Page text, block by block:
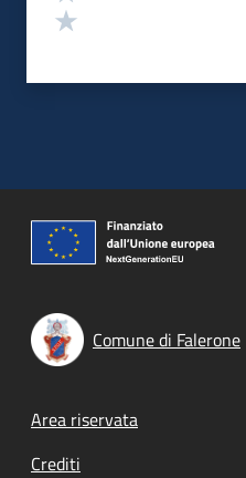
Comune di Falerone
Footer menu
Area riservata
Crediti